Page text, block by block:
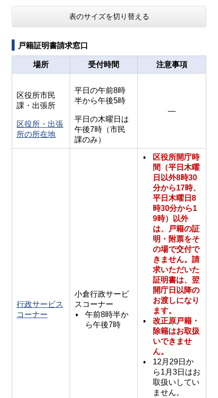
表のサイズを切り替える
戸籍証明書請求窓口
場所 受付時間 注意事項
区役所市民
課・出張所
区役所・出張
所の所在地
平日の午前8時
半から午後5時
平日の木曜日は
午後7時（市民
課のみ）
―
行政サービス
コーナー
小倉行政サービ
スコーナー
午前8時半か
ら午後7時
区役所開庁時
間（平日木曜
日以外8時30
分から17時、
平日木曜日8
時30分から1
9時）以外
は、戸籍の証
明・附票をそ
の場で交付で
きません。請
求いただいた
証明書は、翌
開庁日以降の
お渡しになり
ます。
改正原戸籍・
除籍はお取扱
いできませ
ん。
12月29日か
ら1月3日はお
取扱いしてい
ません。